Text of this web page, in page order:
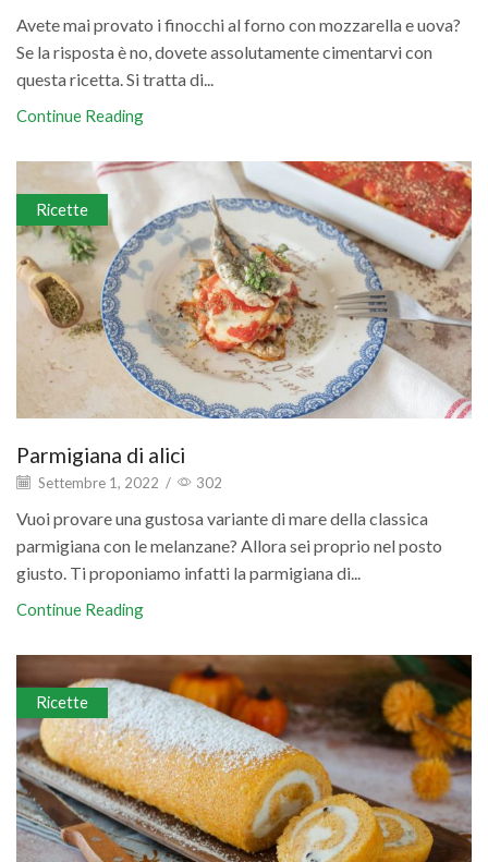
Avete mai provato i finocchi al forno con mozzarella e uova?
Se la risposta è no, dovete assolutamente cimentarvi con
questa ricetta. Si tratta di...
Continue Reading
Ricette
Parmigiana di alici
Settembre 1, 2022 / 302
Vuoi provare una gustosa variante di mare della classica
parmigiana con le melanzane? Allora sei proprio nel posto
giusto. Ti proponiamo infatti la parmigiana di...
Continue Reading
Ricette